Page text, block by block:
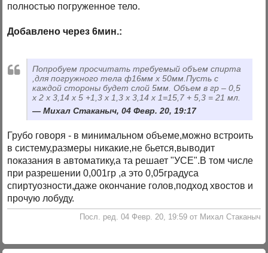
полностью погруженное тело.
Добавлено через 6мин.:
Попробуем просчитать требуемый объем спирта
,для погружного тела ф16мм х 50мм.Пусть с
каждой стороны будет слой 5мм. Объем в гр – 0,5
х 2 х 3,14 х 5 +1,3 х 1,3 х 3,14 х 1=15,7 + 5,3 = 21 мл.
Михал Стаканыч, 04 Февр. 20, 19:17
Грубо говоря - в минимальном объеме,можно встроить
в систему,размеры никакие,не бьется,выводит
показания в автоматику,а та решает "УСЕ".В том числе
при разрешении 0,001гр ,а это 0,05градуса
спиртуозности,даже окончание голов,подход хвостов и
прочую лобуду.
Посл. ред. 04 Февр. 20, 19:59 от Михал Стаканыч